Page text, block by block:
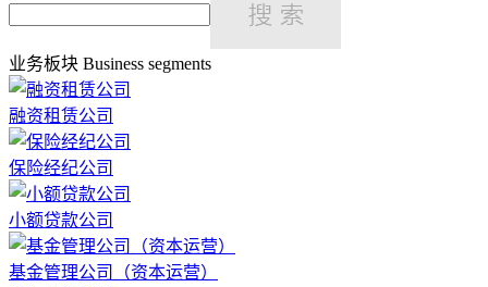
业务板块 Business segments
融资租赁公司
保险经纪公司
小额贷款公司
基金管理公司（资本运营）